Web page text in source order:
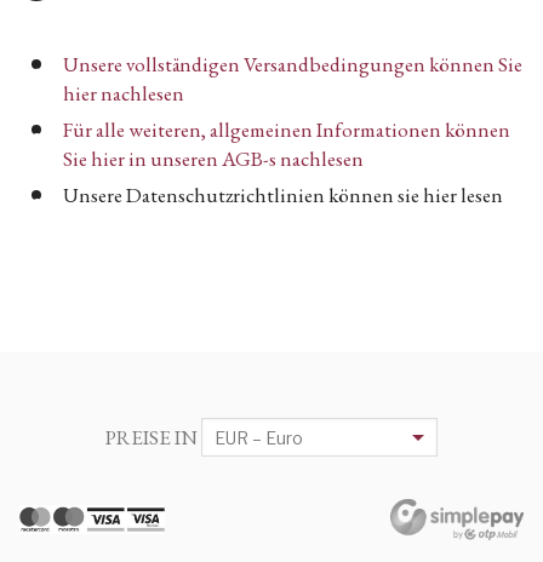
Unsere vollständigen Versandbedingungen können Sie
hier nachlesen
Für alle weiteren, allgemeinen Informationen können
Sie hier in unseren AGB-s nachlesen
Unsere Datenschutzrichtlinien können sie hier lesen
PREISE IN